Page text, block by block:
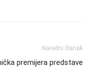
Naredni članak
premijera predstave